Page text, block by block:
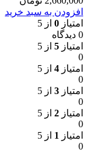
افزودن به سبد خرید
امتیاز 0 از 5
0 دیدگاه
امتیاز 5 از 5
0
امتیاز 4 از 5
0
امتیاز 3 از 5
0
امتیاز 2 از 5
0
امتیاز 1 از 5
0